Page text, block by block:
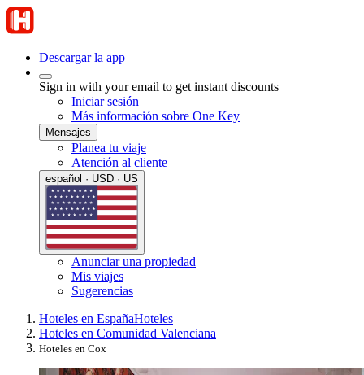
Descargar la app
Sign in with your email to get instant discounts
Iniciar sesión
Más información sobre One Key
Mensajes
Planea tu viaje
Atención al cliente
español · USD · US
Anunciar una propiedad
Mis viajes
Sugerencias
Hoteles en EspañaHoteles
Hoteles en Comunidad Valenciana
Hoteles en Cox